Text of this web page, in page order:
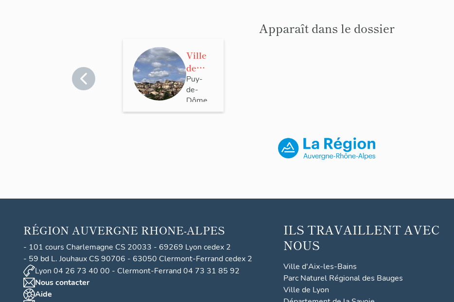
Apparaît dans le dossier
Ville
de
Thier
s
Puy-
de-
Dôme
>
RÉGION AUVERGNE RHONE-ALPES
- 101 cours Charlemagne CS 20033 - 69269 Lyon cedex 2
- 59 bd L. Jouhaux CS 90706 - 63050 Clermont-Ferrand cedex 2
Lyon 04 26 73 40 00 - Clermont-Ferrand 04 73 31 85 92
Nous contacter
Aide
ILS TRAVAILLENT AVEC
NOUS
Ville d'Aix-les-Bains
Parc Naturel Régional des Bauges
Ville de Lyon